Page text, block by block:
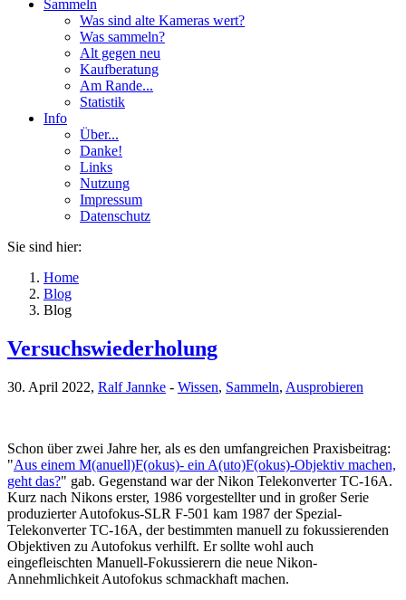
Sammeln
Was sind alte Kameras wert?
Was sammeln?
Alt gegen neu
Kaufberatung
Am Rande...
Statistik
Info
Über...
Danke!
Links
Nutzung
Impressum
Datenschutz
Sie sind hier:
Home
Blog
Blog
Versuchswiederholung
30. April 2022, Ralf Jannke - Wissen, Sammeln, Ausprobieren
Schon über zwei Jahre her, als es den umfangreichen Praxisbeitrag:
"Aus einem M(anuell)F(okus)- ein A(uto)F(okus)-Objektiv machen,
geht das?" gab. Gegenstand war der Nikon Telekonverter TC-16A.
Kurz nach Nikons erster, 1986 vorgestellter und in großer Serie
produzierter Autofokus-SLR F-501 kam 1987 der Spezial-
Telekonverter TC-16A, der bestimmten manuell zu fokussierenden
Objektiven zu Autofokus verhilft. Er sollte wohl auch
eingefleischten Manuell-Fokussierern die neue Nikon-
Annehmlichkeit Autofokus schmackhaft machen.